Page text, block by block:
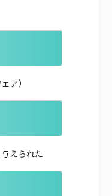
ア）
えられた